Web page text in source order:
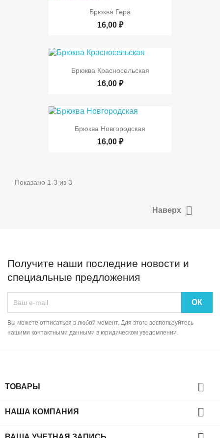
Брюква Гера
16,00 ₽
Брюква Красносельская
16,00 ₽
Брюква Новгородская
16,00 ₽
Показано 1-3 из 3
Наверх 
Получите наши последние новости и
специальные предложения
Вы можете отписаться в любой момент. Для этого воспользуйтесь
нашими контактными данными в юридическом уведомлении.
ТОВАРЫ 
НАША КОМПАНИЯ 